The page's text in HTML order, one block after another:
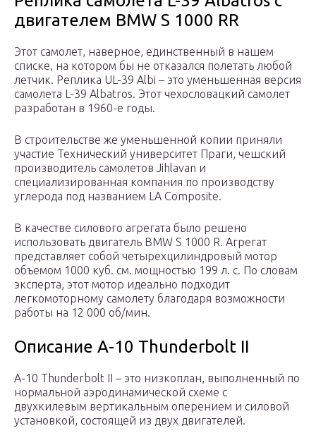
двигателем BMW S 1000 RR
Этот самолет, наверное, единственный в нашем
списке, на котором бы не отказался полетать любой
летчик. Реплика UL-39 Albi – это уменьшенная версия
самолета L-39 Albatros. Этот чехословацкий самолет
разработан в 1960-е годы.
В строительстве же уменьшенной копии приняли
участие Технический университет Праги, чешский
производитель самолетов Jihlavan и
специализированная компания по производству
углерода под названием LA Composite.
В качестве силового агрегата было решено
использовать двигатель BMW S 1000 R. Агрегат
представляет собой четырехцилиндровый мотор
объемом 1000 куб. см. мощностью 199 л. с. По словам
эксперта, этот мотор идеально подходит
легкомоторному самолету благодаря возможности
работы на 12 000 об/мин.
Описание A-10 Thunderbolt II
A-10 Thunderbolt II – это низкоплан, выполненный по
нормальной аэродинамической схеме с
двухкилевым вертикальным оперением и силовой
установкой, состоящей из двух двигателей.